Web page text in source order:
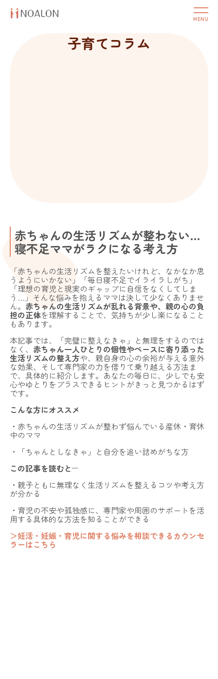
子育てコラム
赤ちゃんの生活リズムが整わない…
寝不足ママがラクになる考え方
「赤ちゃんの生活リズムを整えたいけれど、なかなか思
うようにいかない」「毎日寝不足でイライラしがち」
「理想の育児と現実のギャップに自信をなくしてしま
う…」そんな悩みを抱えるママは決して少なくありませ
ん。 赤ちゃんの生活リズムが乱れる背景や、親の心の負
担の正体を理解することで、気持ちが少し楽になること
もあります。
本記事では、「完璧に整えなきゃ」と無理をするのでは
なく、 赤ちゃん一人ひとりの個性やペースに寄り添った
生活リズムの整え方や、親自身の心の余裕が与える意外
な効果、そして専門家の力を借りて乗り越える方法ま
で、具体的に紹介します。あなたの毎日に、少しでも安
心やゆとりをプラスできるヒントがきっと見つかるはず
です。
こんな方にオススメ
・赤ちゃんの生活リズムが整わず悩んでいる産休・育休
中のママ
・「ちゃんとしなきゃ」と自分を追い詰めがちな方
この記事を読むと···
・親子ともに無理なく生活リズムを整えるコツや考え方
が分かる
・育児の不安や孤独感に、専門家や周囲のサポートを活
用する具体的な方法を知ることができる
＞妊活・妊娠・育児に関する悩みを相談できるカウンセ
ラーはこちら